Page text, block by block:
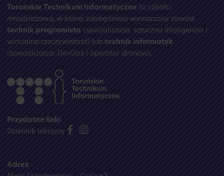
Toruńskie Technikum Informatyczne to szkoła
młodzieżowa, w której zdobędziesz wymarzony zawód:
technik programista (specjalizacja: sztuczna inteligencja i
wirtualna rzeczywistość) lub technik informatyk
(specjalizacja: DevOps i operator dronów).
Przydatne linki
Dziennik lekcyjny
Adres